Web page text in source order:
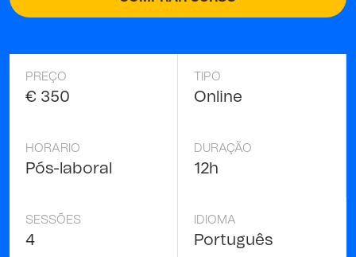
PREÇO
€ 350
TIPO
Online
HORARIO
Pós-laboral
DURAÇÃO
12h
SESSÕES
4
IDIOMA
Português